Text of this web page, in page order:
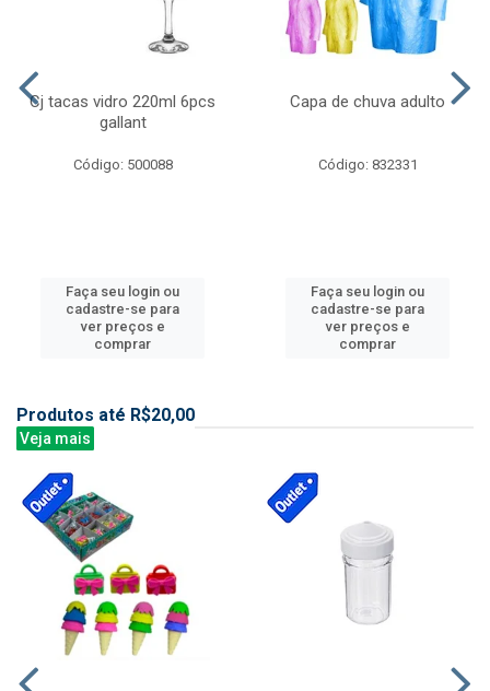
Cj tacas vidro 220ml 6pcs
gallant
Código: 500088
Faça seu login ou
cadastre-se para
ver preços e
comprar
Capa de chuva adulto
Código: 832331
Faça seu login ou
cadastre-se para
ver preços e
comprar
Produtos até R$20,00
Veja mais